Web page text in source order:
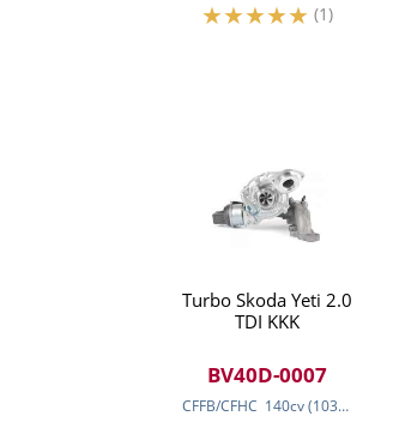
(1)
Turbo Skoda Yeti 2.0
TDI KKK
BV40D-0007
CFFB/CFHC 140cv(103kw